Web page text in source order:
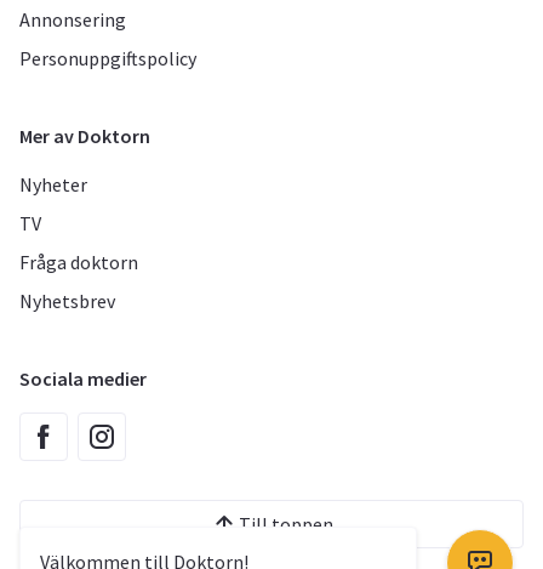
Välkommen till Doktorn!
Annonsering
Personuppgiftspolicy
Mer av Doktorn
Nyheter
TV
Fråga doktorn
Nyhetsbrev
Sociala medier
Till toppen